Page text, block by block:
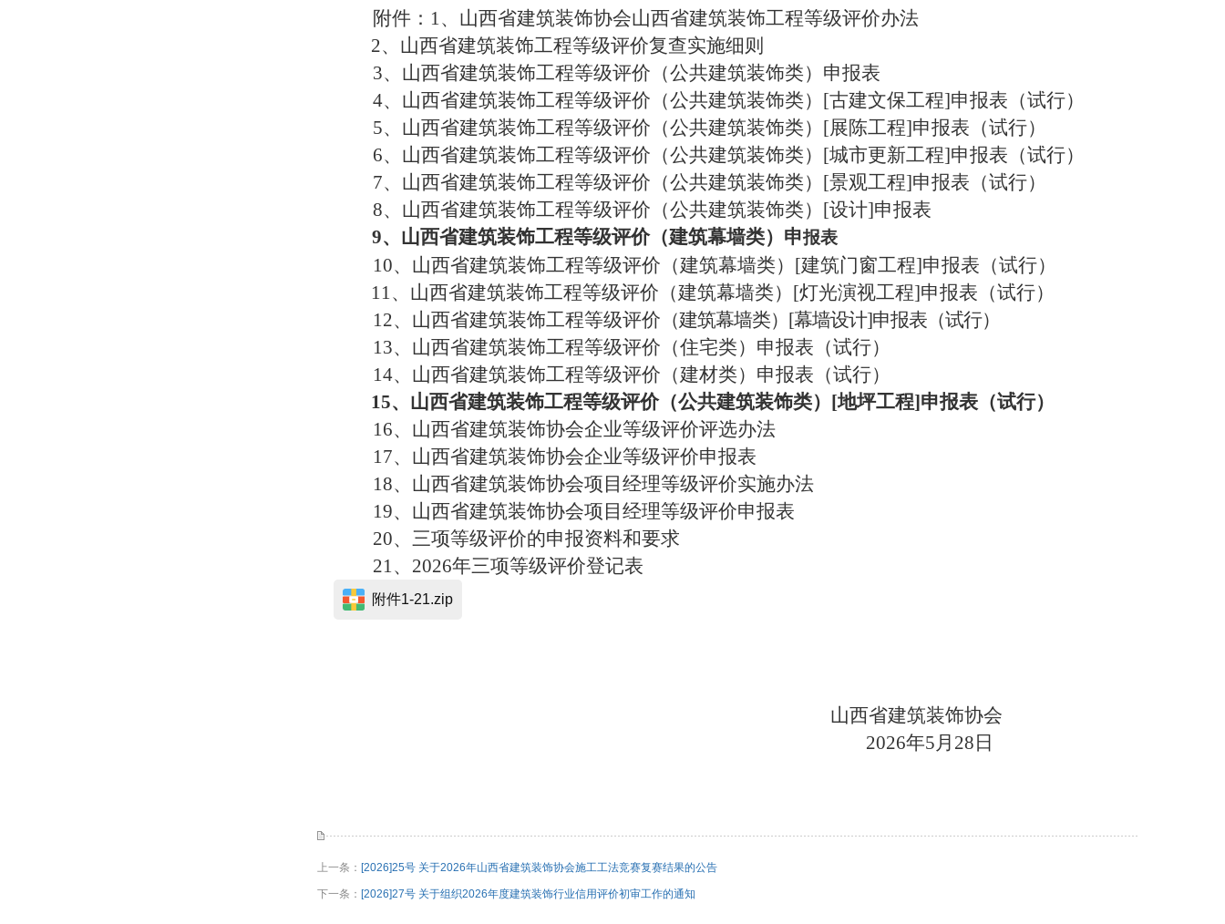
附件： 1、 山西省建筑装饰协会山西省建筑装饰工程等级评价办法
2、 山西省建筑装饰工程等级评价复查实施细则
3、山西省建筑装饰工程等级评价 （公共建筑装饰类）申报表
4、山西省建筑装饰工程等级评价 （公共建筑装饰类） [古建文保工程]申报表（试行）
5、山西省建筑装饰工程等级评价 （公共建筑装饰类） [展陈工程]申报表（试行）
6、山西省建筑装饰工程等级评价 （公共建筑装饰类） [城市更新工程]申报表（试行）
7、山西省建筑装饰工程等级评价 （公共建筑装饰类） [景观工程]申报表（试行）
8、山西省建筑装饰工程等级评价 （公共建筑装饰类） [设计]申报表
9、山西省建筑装饰工程等级评价（建筑幕墙类）申报表
10、山西省建筑装饰工程等级评价 （建筑幕墙类） [建筑门窗工程]申报表（试行）
11、山西省建筑装饰工程等级评价 （建筑幕墙类） [灯光演视工程]申报表（试行）
12、山西省建筑装饰工程等级评价 （建筑幕墙类） [幕墙设计]申报表（试行）
13、山西省建筑装饰工程等级评价 （住宅类）申报表（试行）
14、山西省建筑装饰工程等级评价 （建材类）申报表（试行）
15、山西省建筑装饰工程等级评价（公共建筑装饰类） [地坪工程]申报表（试行）
16、 山西省建筑装饰协会企业等级评价评选办法
17、山西省建筑装饰协会企业等级评价申报表
18、山西省建筑装饰协会项目经理等级评价实施办法
19、山西省建筑装饰协会项目经理等级评价申报表
20、 三项等级评价的申报资料和要求
21、2026年三项等级评价登记表
附件1-21.zip
山西省建筑装饰协会
2026年5月 28 日
上一条： [2026]25号 关于2026年山西省建筑装饰协会施工工法竞赛复赛结果的公告
下一条： [2026]27号 关于组织2026年度建筑装饰行业信用评价初审工作的通知